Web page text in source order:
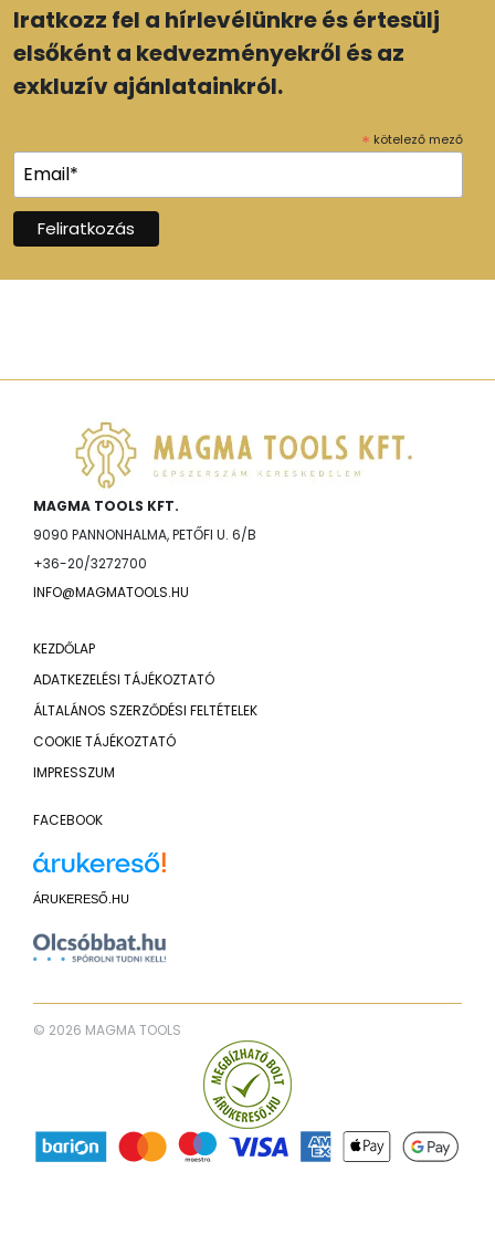
Iratkozz fel a hírlevélünkre és értesülj
elsőként a kedvezményekről és az
exkluzív ajánlatainkról.
* kötelező mező
MAGMA TOOLS KFT.
9090 PANNONHALMA, PETŐFI U. 6/B
+36-20/3272700
INFO@MAGMATOOLS.HU
KEZDŐLAP
ADATKEZELÉSI TÁJÉKOZTATÓ
ÁLTALÁNOS SZERZŐDÉSI FELTÉTELEK
COOKIE TÁJÉKOZTATÓ
IMPRESSZUM
FACEBOOK
ÁRUKERESŐ.HU
© 2026 MAGMA TOOLS